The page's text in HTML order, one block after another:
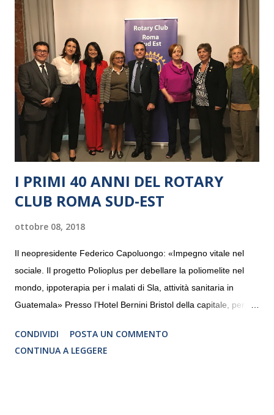
I PRIMI 40 ANNI DEL ROTARY
CLUB ROMA SUD-EST
ottobre 08, 2018
Il neopresidente Federico Capoluongo: «Impegno vitale nel
sociale. Il progetto Polioplus per debellare la poliomelite nel
mondo, ippoterapia per i malati di Sla, attività sanitaria in
Guatemala» Presso l’Hotel Bernini Bristol della capitale, per la
programmazione del Rotary Club Roma Sud-Est che festeggia
i quaranta anni di attività. Un’occasione per raccontare al
CONDIVIDI
POSTA UN COMMENTO
CONTINUA A LEGGERE